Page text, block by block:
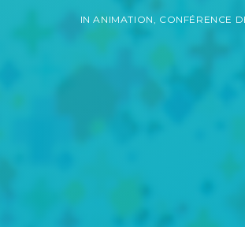
INANIMATION, CONFÉRENCE